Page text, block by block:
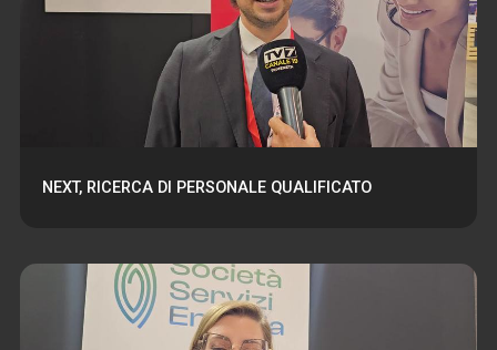
NEXT, RICERCA DI PERSONALE QUALIFICATO